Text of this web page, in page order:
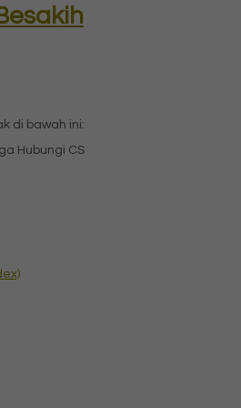
di bawah ini:
Hubungi CS